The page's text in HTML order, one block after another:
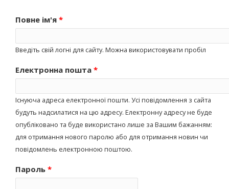
Повне ім'я *
Введіть свій логні для сайту. Можна використовувати пробіл
Електронна пошта *
Існуюча адреса електронної пошти. Усі повідомлення з сайта
будуть надсилатися на цю адресу. Електронну адресу не буде
опубліковано та буде використано лише за Вашим бажанням:
для отримання нового паролю або для отримання новин чи
повідомлень електронною поштою.
Пароль *